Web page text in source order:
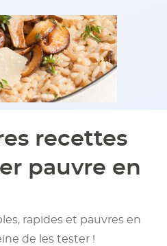
recettes
pauvre en
rapides et pauvres en
de les tester !